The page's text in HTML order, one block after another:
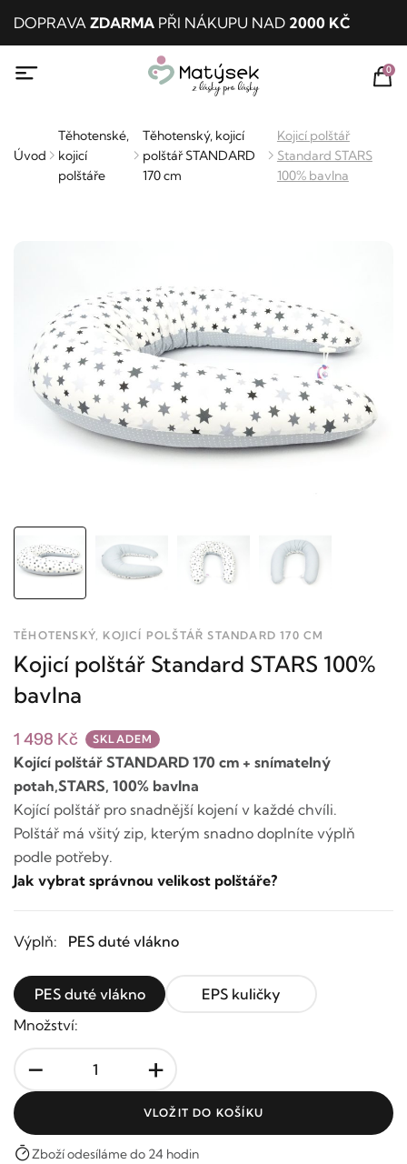
DOPRAVA ZDARMA PŘI NÁKUPU NAD 2000 KČ
0
Úvod
Těhotenské,
kojicí
polštáře
Těhotenský, kojicí
polštář STANDARD
170 cm
Kojicí polštář
Standard STARS
100% bavlna
TĚHOTENSKÝ, KOJICÍ POLŠTÁŘ STANDARD 170 CM
Kojicí polštář Standard STARS 100%
bavlna
1 498 Kč SKLADEM
Kojící polštář STANDARD 170 cm + snímatelný
potah,STARS, 100% bavlna
Kojící polštář pro snadnější kojení v každé chvíli.
Polštář má všitý zip, kterým snadno doplníte výplň
podle potřeby.
Jak vybrat správnou velikost polštáře?
Výplň: PES duté vlákno
PES duté vlákno
EPS kuličky
Množství:
- +
VLOŽIT DO KOŠÍKU
Zboží odesíláme do 24 hodin